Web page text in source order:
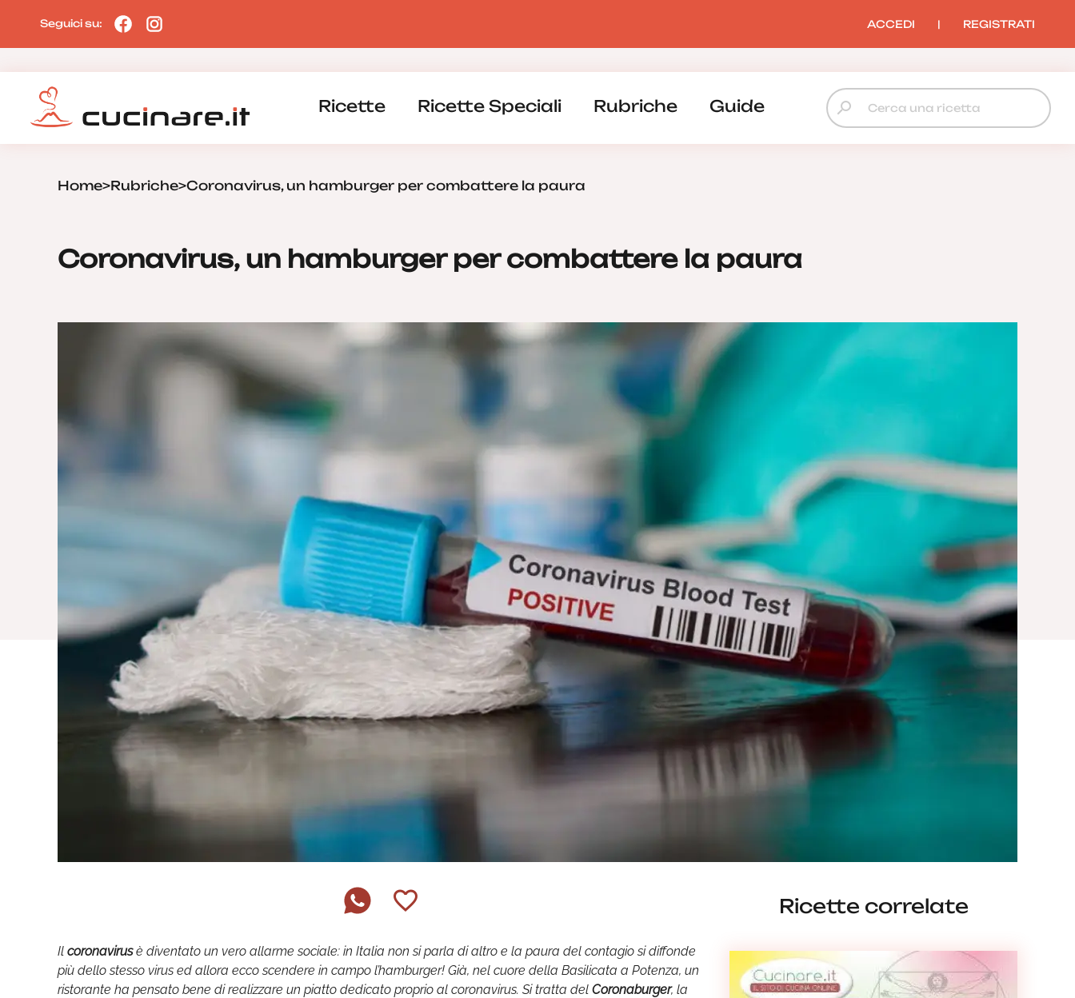
Seguici su: ACCEDI | REGISTRATI
Ricette Ricette Speciali Rubriche Guide
Home>Rubriche>Coronavirus, un hamburger per combattere la paura
Coronavirus, un hamburger per combattere la paura
Il coronavirusè diventato un vero allarme sociale: in Italia non si parla di altro e la paura del contagio si diffonde
più dello stesso virus ed allora ecco scendere in campo l’hamburger! Già, nel cuore della Basilicata a Potenza, un
ristorante ha pensato bene di realizzare un piatto dedicato proprio al coronavirus. Si tratta del Coronaburger, la
Ricette correlate